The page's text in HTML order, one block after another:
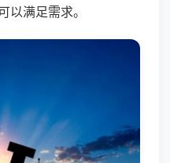
以满足需求。